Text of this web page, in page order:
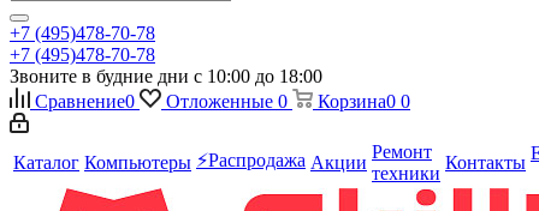
+7 (495)478-70-78
+7 (495)478-70-78
Звоните в будние дни с 10:00 до 18:00
Сравнение0 Отложенные 0 Корзина0 0
Каталог Компьютеры ⚡️Распродажа Акции
Ремонт
техники
Контакты